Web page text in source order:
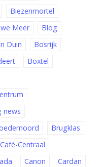
Biezenmortel
Meer
Blog
Duin
Bosrijk
Boxtel
news
Brugklas
Café-Centraal
Canon
Cardan